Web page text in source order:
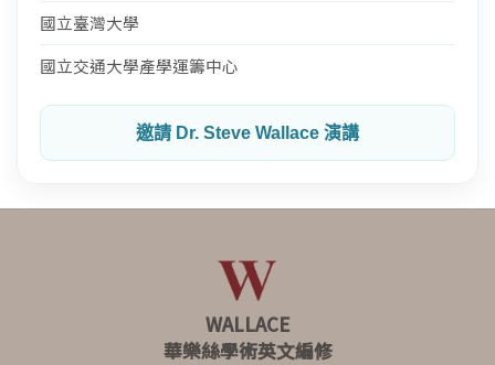
國立臺灣大學
國立交通大學產學運籌中心
邀請 Dr. Steve Wallace 演講
WALLACE
華樂絲學術英文編修